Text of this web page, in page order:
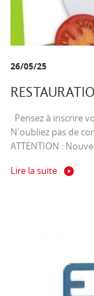
26/05/25
Pensez à inscrire
N'oubliez pas de
ATTENTION :
Lire la suite